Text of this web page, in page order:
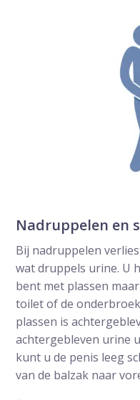
Nadruppelen en
Bij nadruppelen
wat druppels urine. U
bent met plassen
toilet of de
plassen is
achtergebleven urine
kunt u de penis leeg
van de balzak naar